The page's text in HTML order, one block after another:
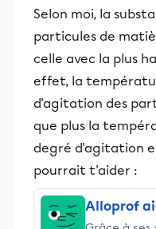
Selon moi, la
particules de
celle avec la plus
effet, la
d'agitation des
que plus la
degré d'agitation
pourrait t'aider :
Alloprof